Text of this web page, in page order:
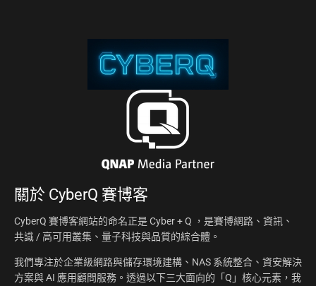
關於 CyberQ 賽博客
CyberQ 賽博客網站的命名正是 Cyber + Q ，是賽博網路、資訊、
共識 / 高可用叢集、量子科技與品質的綜合體。
我們專注於企業級網路與儲存環境建構、NAS 系統整合、資安解決
方案與 AI 應用顧問服務。透過以下三大面向的「Q」核心元素，我